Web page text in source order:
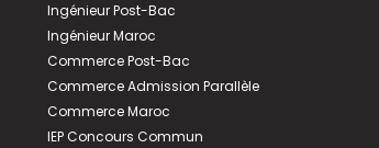
Ingénieur Post-Bac
Ingénieur Maroc
Commerce Post-Bac
Commerce Admission Parallèle
Commerce Maroc
IEP Concours Commun